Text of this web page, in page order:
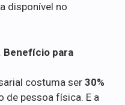
disponível no
Benefício para
costuma ser 30%
de pessoa física. E a